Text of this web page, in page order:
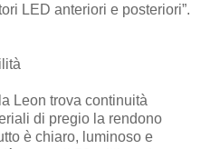
LED anteriori e posteriori”.
Leon trova continuità
di pregio la rendono
è chiaro, luminoso e